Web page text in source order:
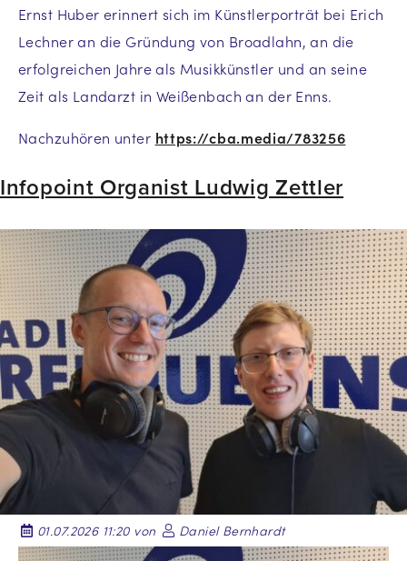
Ernst Huber erinnert sich im Künstlerporträt bei Erich
Lechner an die Gründung von Broadlahn, an die
erfolgreichen Jahre als Musikkünstler und an seine
Zeit als Landarzt in Weißenbach an der Enns.
Nachzuhören unter https://cba.media/783256
Infopoint Organist Ludwig Zettler
01.07.2026 11:20 von Daniel Bernhardt